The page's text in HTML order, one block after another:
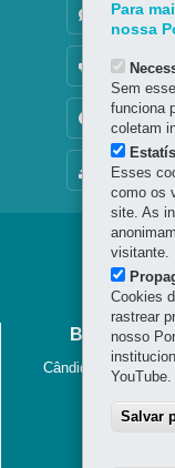
MAPA DO
DENUNCIE
OUVIDORIA
Jornal
Cândido
Cândido Lopes, 133
Para
nossa
Sem
funciona
coletam
Esses
como os
site. As
visitante.
Cookies
rastrear
nosso
YouTube.
Salvar